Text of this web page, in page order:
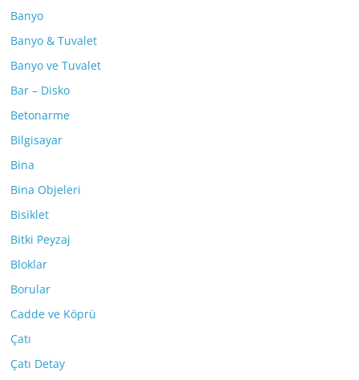
Banyo
Banyo & Tuvalet
Banyo ve Tuvalet
Bar – Disko
Betonarme
Bilgisayar
Bina
Bina Objeleri
Bisiklet
Bitki Peyzaj
Bloklar
Borular
Cadde ve Köprü
Çatı
Çatı Detay